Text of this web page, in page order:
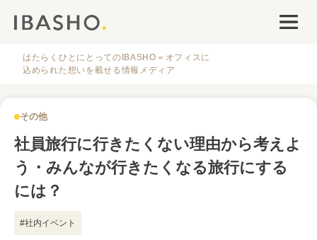
ファシリティナレッジ
はたらくひとにとってのIBASHO＝オフィスに
込められた想いを載せる情報メディア
その他
社員旅行に行きたくない理由から考えよ
う・みんなが行きたくなる旅行にする
には？
#社内イベント